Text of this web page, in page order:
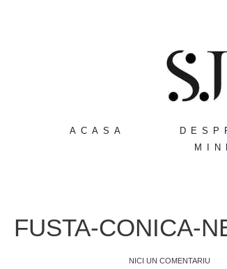
ACASA
FUSTA-CONICA-
NICI UN COMENTARIU